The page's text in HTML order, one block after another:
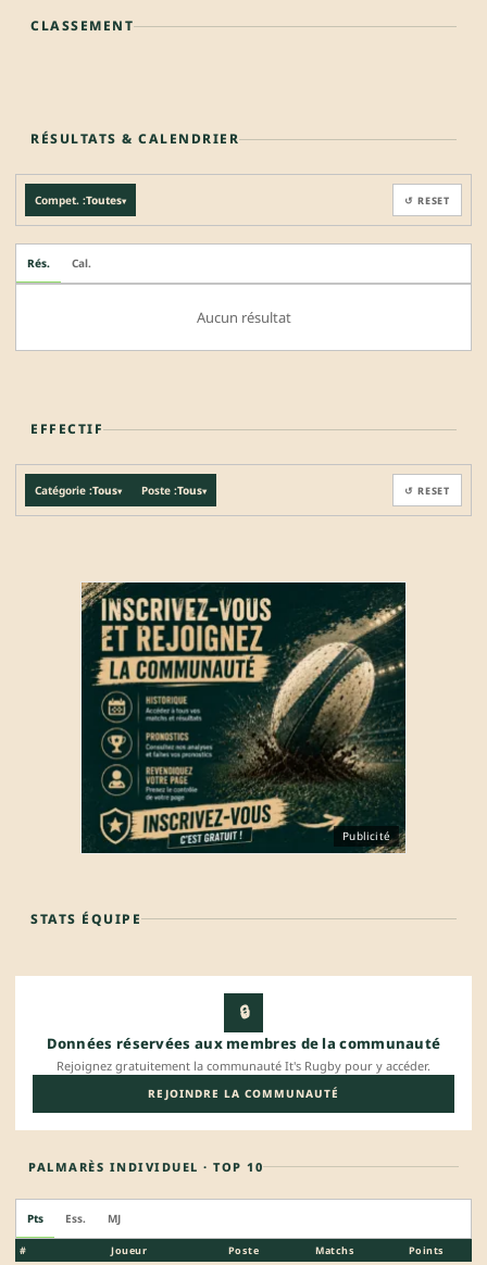
CLASSEMENT
RÉSULTATS & CALENDRIER
Compet. :Toutes▾ ↺ RESET
Rés. Cal.
Aucun résultat
EFFECTIF
Catégorie :Tous▾ Poste :Tous▾ ↺ RESET
Publicité
STATS ÉQUIPE
🔒
Données réservées aux membres de la communauté
Rejoignez gratuitement la communauté It's Rugby pour y accéder.
REJOINDRE LA COMMUNAUTÉ
PALMARÈS INDIVIDUEL · TOP 10
Pts Ess. MJ
# Joueur Poste Matchs Points